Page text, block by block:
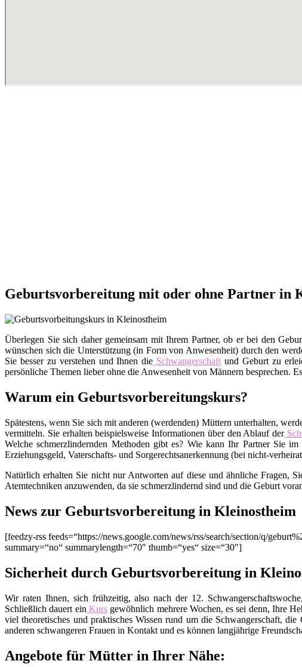
Geburtsvorbereitung mit oder ohne Partner in
Überlegen Sie sich daher gemeinsam mit Ihrem Partner, ob er bei den
wünschen sich die Unterstützung (in Form von Anwesenheit) durch den
Sie besser zu verstehen und Ihnen die Schwangerschaft und Geburt zu
persönliche Themen lieber ohne die Anwesenheit von Männern besprechen.
Warum ein Geburtsvorbereitungskurs?
Spätestens, wenn Sie sich mit anderen (werdenden) Müttern unterhalten,
vermitteln. Sie erhalten beispielsweise Informationen über den Ablauf der
Welche schmerzlindernden Methoden gibt es? Wie kann Ihr Partner Sie
Erziehungsgeld, Vaterschafts- und Sorgerechtsanerkennung (bei nicht-
Natürlich erhalten Sie nicht nur Antworten auf diese und ähnliche Fragen,
Atemtechniken anzuwenden, da sie schmerzlindernd sind und die Geburt
News zur Geburtsvorbereitung in Kleinostheim
[feedzy-rss feeds=“https://news.google.com/news/rss/search/section/q/
summary=“no“ summarylength=“70″ thumb=“yes“ size=“30″]
Sicherheit durch Geburtsvorbereitung in
Wir raten Ihnen, sich frühzeitig, also nach der 12.
Schließlich dauert ein Kursgewöhnlich mehrere Wochen, es sei denn, Ihre
viel theoretisches und praktisches Wissen rund um die Schwangerschaft,
anderen schwangeren Frauen in Kontakt und es können langjährige
Angebote für Mütter in Ihrer Nähe: